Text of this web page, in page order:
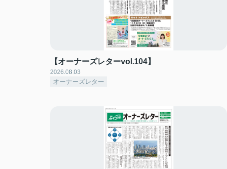
【オーナーズレターvol.104】
2026.08.03
オーナーズレター